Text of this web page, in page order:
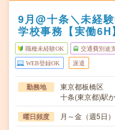
9月@十条＼未経
学校事務【実働6H】
職種未経験OK 交通費別途
WEB登録OK 派遣
勤務地
東京都板橋区
十条(東京都)駅
曜日頻度 月～金（週5日